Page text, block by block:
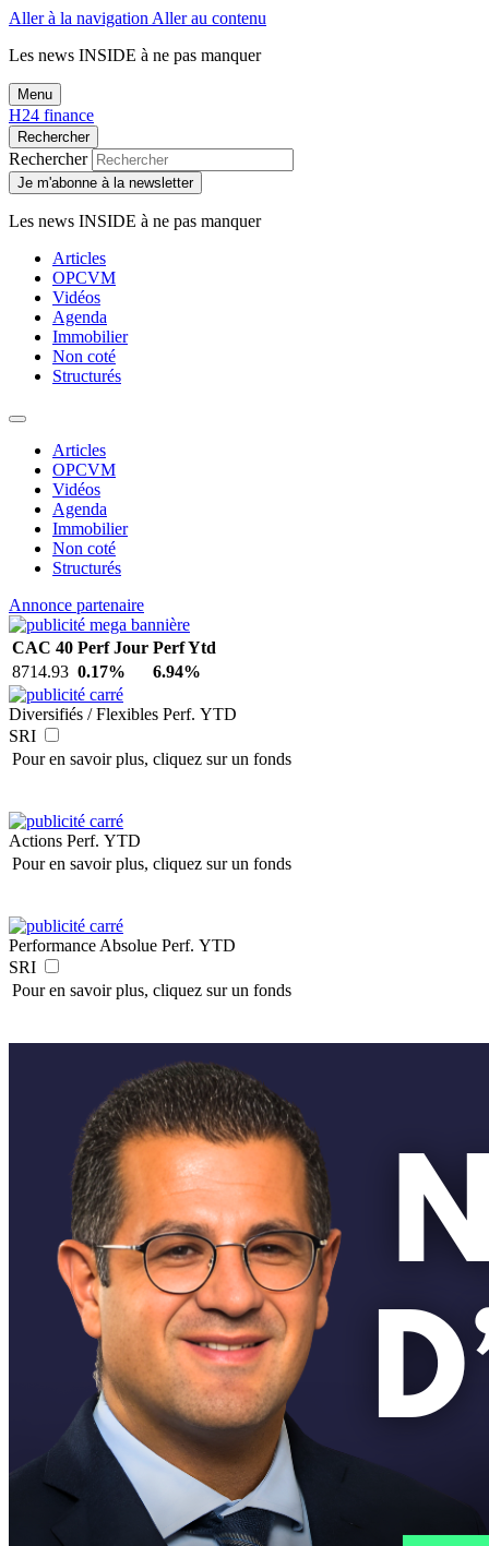
Aller à la navigation Aller au contenu
Les news INSIDE à ne pas manquer
Menu
H24 finance
Rechercher
Rechercher
Je m'abonne à la newsletter
Les news INSIDE à ne pas manquer
Articles
OPCVM
Vidéos
Agenda
Immobilier
Non coté
Structurés
Articles
OPCVM
Vidéos
Agenda
Immobilier
Non coté
Structurés
Annonce partenaire
CAC 40 Perf Jour Perf Ytd
8714.93 0.17% 6.94%
Diversifiés / Flexibles Perf. YTD
SRI
Pour en savoir plus, cliquez sur un fonds
Actions Perf. YTD
Pour en savoir plus, cliquez sur un fonds
Performance Absolue Perf. YTD
SRI
Pour en savoir plus, cliquez sur un fonds